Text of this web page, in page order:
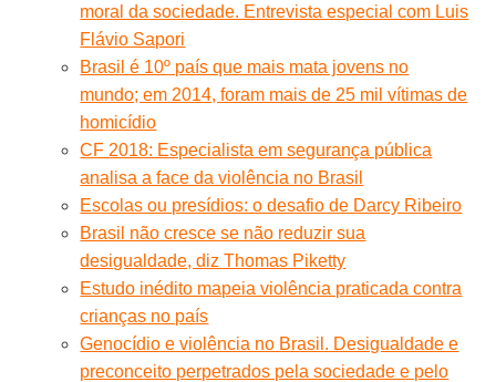
moral da sociedade. Entrevista especial com Luis
Flávio Sapori
Brasil é 10º país que mais mata jovens no
mundo; em 2014, foram mais de 25 mil vítimas de
homicídio
CF 2018: Especialista em segurança pública
analisa a face da violência no Brasil
Escolas ou presídios: o desafio de Darcy Ribeiro
Brasil não cresce se não reduzir sua
desigualdade, diz Thomas Piketty
Estudo inédito mapeia violência praticada contra
crianças no país
Genocídio e violência no Brasil. Desigualdade e
preconceito perpetrados pela sociedade e pelo